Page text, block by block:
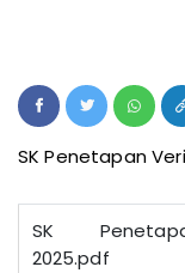
SK Penetapan
SK
2025.pdf